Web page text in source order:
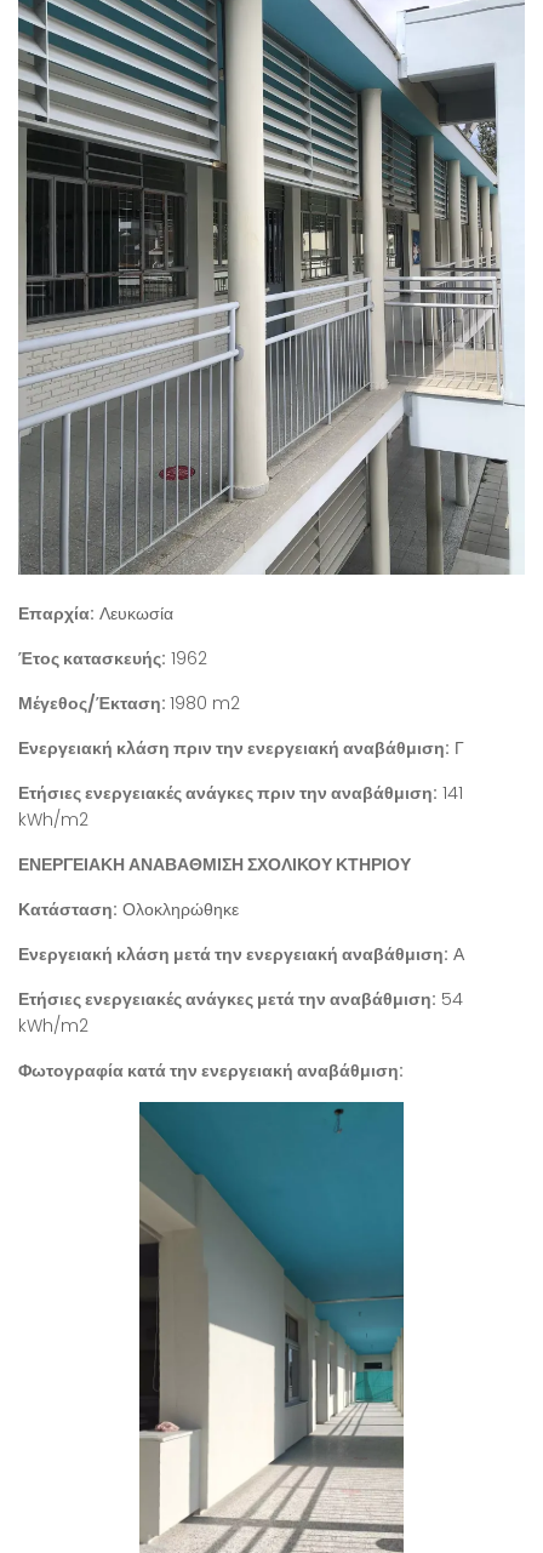
Επαρχία: Λευκωσία
Έτος κατασκευής: 1962
Μέγεθος/Έκταση: 1980 m2
Ενεργειακή κλάση πριν την ενεργειακή αναβάθμιση: Γ
Ετήσιες ενεργειακές ανάγκες πριν την αναβάθμιση: 141
kWh/m2
ΕΝΕΡΓΕΙΑΚΗ ΑΝΑΒΑΘΜΙΣΗ ΣΧΟΛΙΚΟΥ ΚΤΗΡΙΟΥ
Κατάσταση: Ολοκληρώθηκε
Ενεργειακή κλάση μετά την ενεργειακή αναβάθμιση: Α
Ετήσιες ενεργειακές ανάγκες μετά την αναβάθμιση: 54
kWh/m2
Φωτογραφία κατά την ενεργειακή αναβάθμιση: